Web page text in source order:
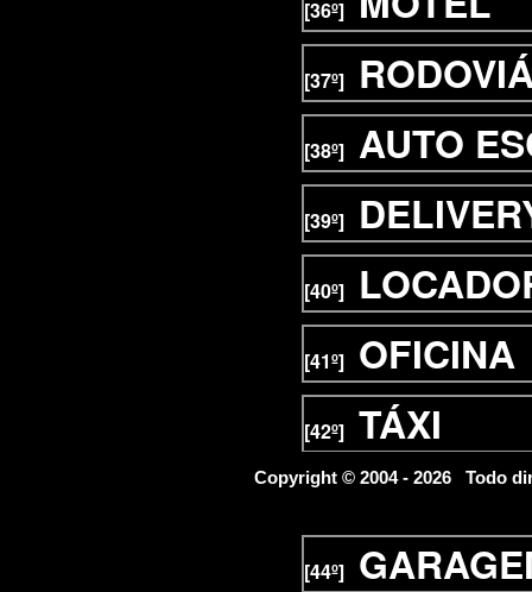
[36º]
[37º]
[38º] AUTO
[39º]
[40º]
[41º] OFICINA
[42º] TÁXI
[44º]
Copyright © 2004 - 2026 Todo